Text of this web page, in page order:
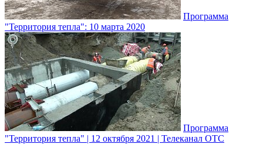
Программа
"Территория тепла": 10 марта 2020
Программа
"Территория тепла" | 12 октября 2021 | Телеканал ОТС